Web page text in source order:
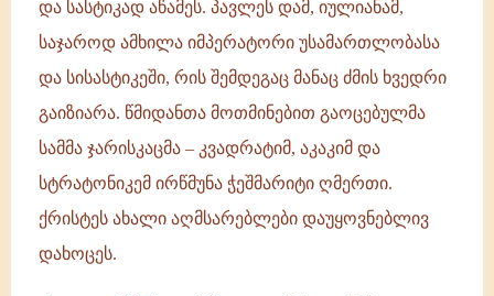
და სასტიკად აწამეს. პავლეს დამ, იულიანამ,
საჯაროდ ამხილა იმპერატორი უსამართლობასა
და სისასტიკეში, რის შემდეგაც მანაც ძმის ხვედრი
გაიზიარა. წმიდანთა მოთმინებით გაოცებულმა
სამმა ჯარისკაცმა – კვადრატიმ, აკაკიმ და
სტრატონიკემ ირწმუნა ჭეშმარიტი ღმერთი.
ქრისტეს ახალი აღმსარებლები დაუყოვნებლივ
დახოცეს.